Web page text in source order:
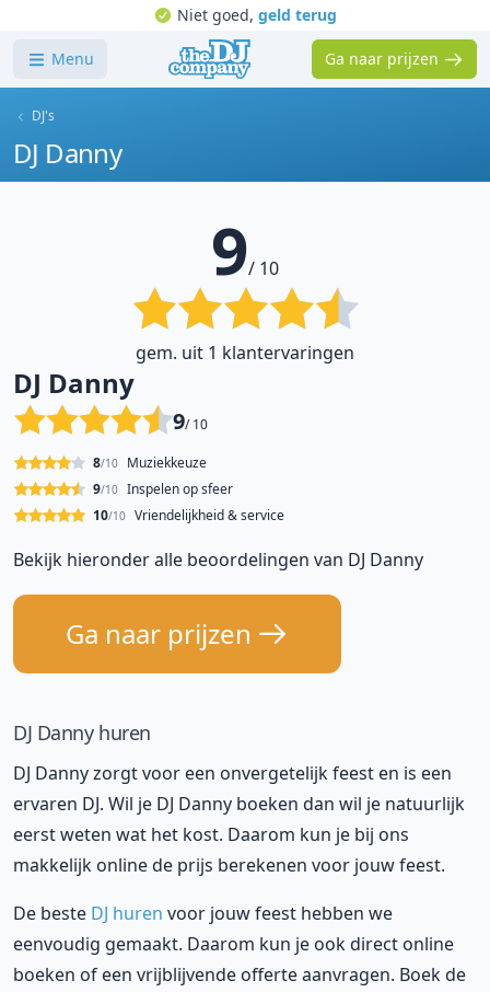
Niet goed, geld terug
Menu Ga naar prijzen
DJ's
DJ Danny
9/ 10
gem. uit 1 klantervaringen
DJ Danny
9/ 10
Muziekkeuze
8/10
Inspelen op sfeer
9/10
Vriendelijkheid & service
10/10
Bekijk hieronder alle beoordelingen van DJ Danny
Ga naar prijzen
DJ Danny huren
DJ Danny zorgt voor een onvergetelijk feest en is een
ervaren DJ. Wil je DJ Danny boeken dan wil je natuurlijk
eerst weten wat het kost. Daarom kun je bij ons
makkelijk online de prijs berekenen voor jouw feest.
De beste DJ huren voor jouw feest hebben we
eenvoudig gemaakt. Daarom kun je ook direct online
boeken of een vrijblijvende offerte aanvragen. Boek de